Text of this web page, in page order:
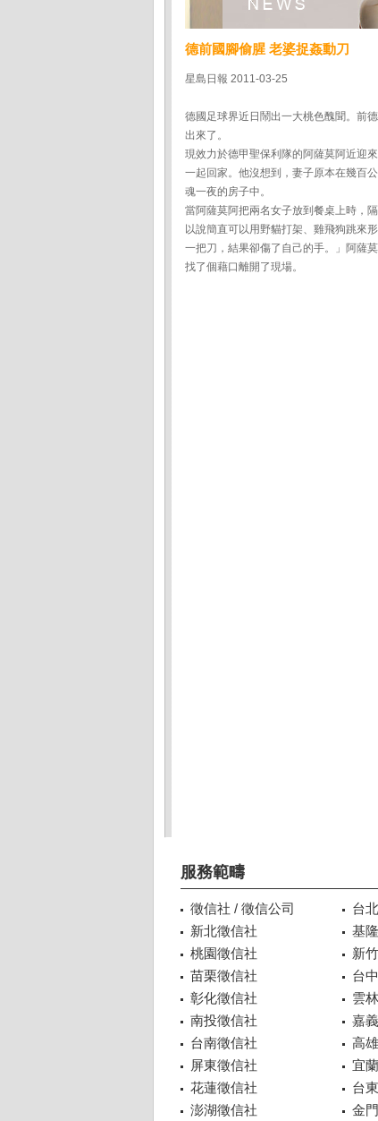
德前國腳偷腥 老婆捉姦動刀
星島日報 2011-03-25
德國足球界近日鬧出一大桃色醜聞。前
出來了。
現效力於德甲聖保利隊的阿薩莫阿近迎
一起回家。他沒想到，妻子原本在幾百
魂一夜的房子中。
當阿薩莫阿把兩名女子放到餐桌上時，
以說簡直可以用野貓打架、雞飛狗跳來
一把刀，結果卻傷了自己的手。」阿薩
找了個藉口離開了現場。
服務範疇
徵信社 / 徵信公司
台
新北徵信社
基
桃園徵信社
新
苗栗徵信社
台
彰化徵信社
雲
南投徵信社
嘉
台南徵信社
高
屏東徵信社
宜
花蓮徵信社
台
澎湖徵信社
金